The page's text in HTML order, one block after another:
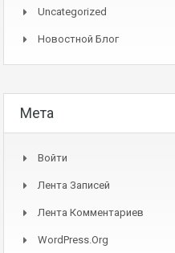
Uncategorized
Новостной Блог
Мета
Войти
Лента Записей
Лента Комментариев
WordPress.org